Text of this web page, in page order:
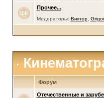
Прочее...
Модераторы: Виктор,
Форум
Отечественные и